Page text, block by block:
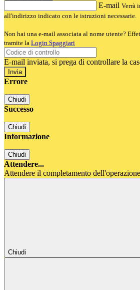
E-mail Verrà
all'indirizzo indicato con le istruzioni necessarie.
Non hai una e-mail associata al nome utente?
tramite la Login Spaggiari
E-mail inviata, si prega di controllare la
Errore
Chiudi
Successo
Chiudi
Informazione
Chiudi
Attendere...
Attendere il completamento
Chiudi